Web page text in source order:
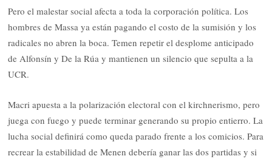
Pero el malestar social afecta a toda la corporación política. Los
hombres de Massa ya están pagando el costo de la sumisión y los
radicales no abren la boca. Temen repetir el desplome anticipado
de Alfonsín y De la Rúa y mantienen un silencio que sepulta a la
UCR.
Macri apuesta a la polarización electoral con el kirchnerismo, pero
juega con fuego y puede terminar generando su propio entierro. La
lucha social definirá como queda parado frente a los comicios. Para
recrear la estabilidad de Menen debería ganar las dos partidas y si